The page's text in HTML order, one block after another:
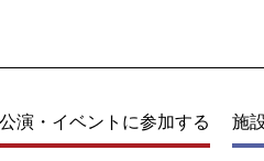
公演・イベントに参加する 施